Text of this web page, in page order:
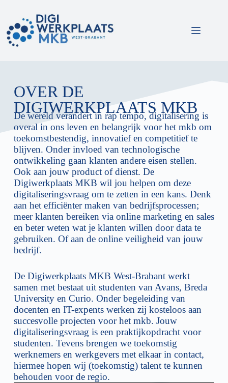
OVER DE
DIGIWERKPLAATS MKB
De wereld verandert in rap tempo, digitalisering is
overal in ons leven en belangrijk voor het mkb om
toekomstbestendig, innovatief en competitief te
blijven. Onder invloed van technologische
ontwikkeling gaan klanten andere eisen stellen.
Ook aan jouw product of dienst. De
Digiwerkplaats MKB wil jou helpen om deze
digitaliseringsvraag om te zetten in een kans. Denk
aan het efficiënter maken van bedrijfsprocessen;
meer klanten bereiken via online marketing en sales
en beter weten wat je klanten willen door data te
gebruiken. Of aan de online veiligheid van jouw
bedrijf.
De Digiwerkplaats MKB West-Brabant werkt
samen met bestaat uit studenten van Avans, Breda
University en Curio. Onder begeleiding van
docenten en IT-expents werken zij kosteloos aan
succesvolle projecten voor het mkb. Jouw
digitaliseringsvraag is een praktijkopdracht voor
studenten. Tevens brengen we toekomstig
werknemers en werkgevers met elkaar in contact,
hiermee hopen wij (toekomstig) talent te kunnen
behouden voor de regio.